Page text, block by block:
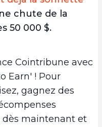
chute de la
50 000 $.
Cointribune avec
Earn' ! Pour
gagnez des
dès maintenant et